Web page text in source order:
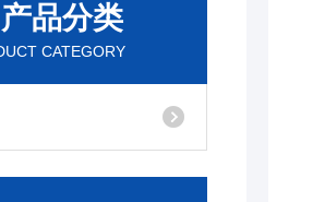
产品分类
CATEGORY